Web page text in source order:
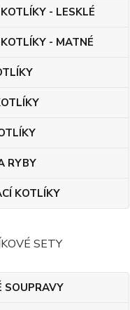
- LESKLÉ
- MATNÉ
RYBY
KOTLÍKY
SETY
SOUPRAVY